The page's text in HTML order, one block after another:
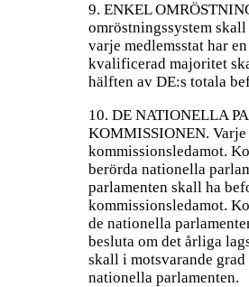
9. ENKEL
omröstningssystem
varje medlemsstat har
kvalificerad majoritet
hälften av DE:s totala
10. DE NATIONELLA
KOMMISSIONEN.
kommissionsledamot.
berörda nationella
parlamenten skall ha
kommissionsledamot.
de nationella
besluta om det årliga
skall i motsvarande
nationella parlamenten.